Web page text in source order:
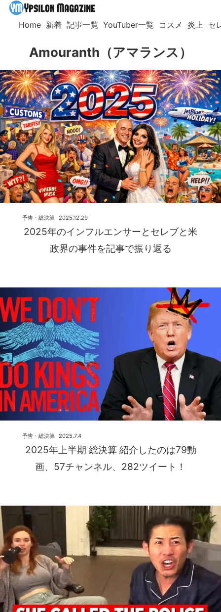
Home 新着 記事一覧 YouTuber一覧 コスメ 炎上 セ
Amouranth（アマランス）
2025年のインフルエンサーとセレブと米
政界の事件を記事で振り返る
2025.12.29
予告・総決算
2025年上半期 総決算 紹介したのは79動
画、57チャンネル、282ツイート！
2025.7.4
予告・総決算